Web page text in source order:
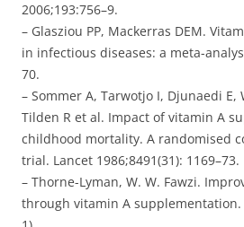
2006;193:756–9.
– Glasziou PP, Mackerras DEM.
in infectious diseases: a meta-
70.
– Sommer A, Tarwotjo I, Djunaedi E,
Tilden R et al. Impact of vitamin A
childhood mortality. A randomised
trial. Lancet 1986;8491(31): 1169–73.
– Thorne-Lyman, W. W. Fawzi.
through vitamin A supplementation.